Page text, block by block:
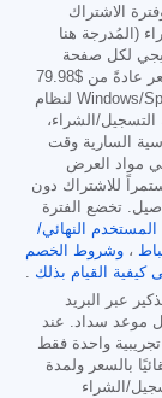
الاشتراك
(المُدرجة هنا
لكل صفحة
عادةً من $79.98
أمريكياً كل ستة أشهر (SpyHunter Pro لنظام Windows/SpyHunter لنظام
الشراء،
السارية وقت
مواد العرض
للاشتراك دون
تخضع الفترة
المستخدم النهائي/
، وشروط الخصم
كيفية القيام بذلك
عبر البريد
موعد سداد. عند
واحدة فقط
بالسعر ولمدة
الشراء